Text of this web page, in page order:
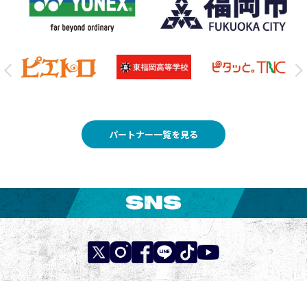
パートナー一覧を見る
SNS